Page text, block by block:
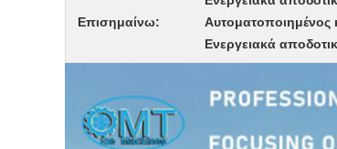
Επισημαίνω:
Αυτοματοποιημένος
Ενεργειακά